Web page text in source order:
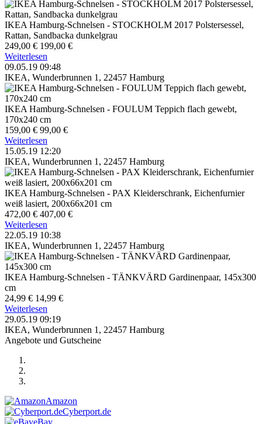
IKEA Hamburg-Schnelsen - STOCKHOLM 2017 Polstersessel,
Rattan, Sandbacka dunkelgrau
249,00 € 199,00 €
Weiterlesen
09.05.19 09:48
IKEA, Wunderbrunnen 1, 22457 Hamburg
IKEA Hamburg-Schnelsen - FOULUM Teppich flach gewebt,
170x240 cm
159,00 € 99,00 €
Weiterlesen
15.05.19 12:20
IKEA, Wunderbrunnen 1, 22457 Hamburg
IKEA Hamburg-Schnelsen - PAX Kleiderschrank, Eichenfurnier
weiß lasiert, 200x66x201 cm
472,00 € 407,00 €
Weiterlesen
22.05.19 10:38
IKEA, Wunderbrunnen 1, 22457 Hamburg
IKEA Hamburg-Schnelsen - TÄNKVÄRD Gardinenpaar, 145x300
cm
24,99 € 14,99 €
Weiterlesen
29.05.19 09:19
IKEA, Wunderbrunnen 1, 22457 Hamburg
Angebote und Gutscheine
Amazon
Cyberport.de
eBay